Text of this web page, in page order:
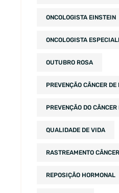
ONCOLOGISTA EINSTEIN
ONCOLOGISTA
OUTUBRO ROSA
PREVENÇÃO CÂNCER
PREVENÇÃO DO
QUALIDADE DE VIDA
RASTREAMENTO
REPOSIÇÃO HORMONAL